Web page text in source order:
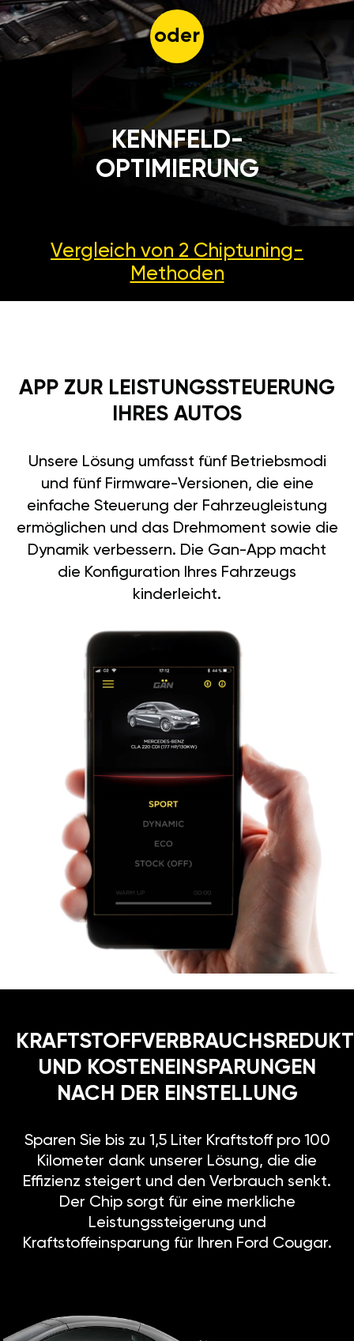
oder
KENNFELD-
OPTIMIERUNG
Vergleich von 2 Chiptuning-
Methoden
APP ZUR LEISTUNGSSTEUERUNG
IHRES AUTOS
Unsere Lösung umfasst fünf Betriebsmodi
und fünf Firmware-Versionen, die eine
einfache Steuerung der Fahrzeugleistung
ermöglichen und das Drehmoment sowie die
Dynamik verbessern. Die Gan-App macht
die Konfiguration Ihres Fahrzeugs
kinderleicht.
UND KOSTENEINSPARUNGEN
NACH DER EINSTELLUNG
Sparen Sie bis zu 1,5 Liter Kraftstoff pro 100
Kilometer dank unserer Lösung, die die
Effizienz steigert und den Verbrauch senkt.
Der Chip sorgt für eine merkliche
Leistungssteigerung und
Kraftstoffeinsparung für Ihren Ford Cougar.